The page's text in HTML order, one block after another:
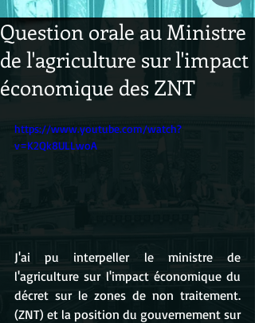
Question orale au Ministre
de l'agriculture sur l'impact
économique des ZNT
https://www.youtube.com/watch?
v=K2Qk8ULLwoA
J'ai pu interpeller le ministre de
l'agriculture sur l'impact économique du
décret sur le zones de non traitement.
(ZNT) et la position du gouvernement sur